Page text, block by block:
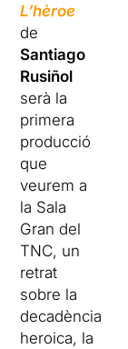
L’hèroe
de
Santiago
Rusiñol
serà la
primera
producció
que
veurem a
la Sala
Gran del
TNC, un
retrat
sobre la
decadència
heroica, la